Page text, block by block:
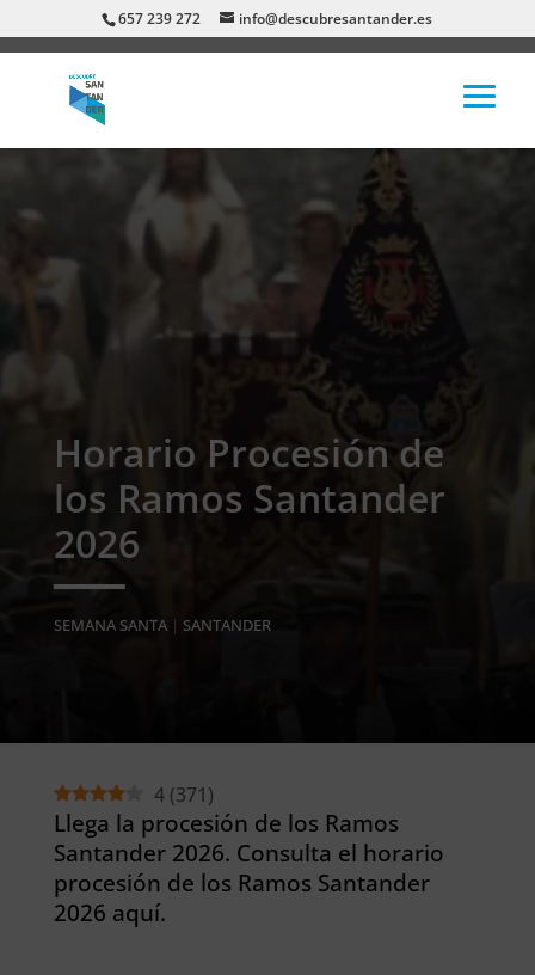
657 239 272 info@descubresantander.es
Horario Procesión de
los Ramos Santander
2026
SEMANA SANTA| SANTANDER
4 (371)
Llega la procesión de los Ramos
Santander 2026. Consulta el horario
procesión de los Ramos Santander
2026 aquí.